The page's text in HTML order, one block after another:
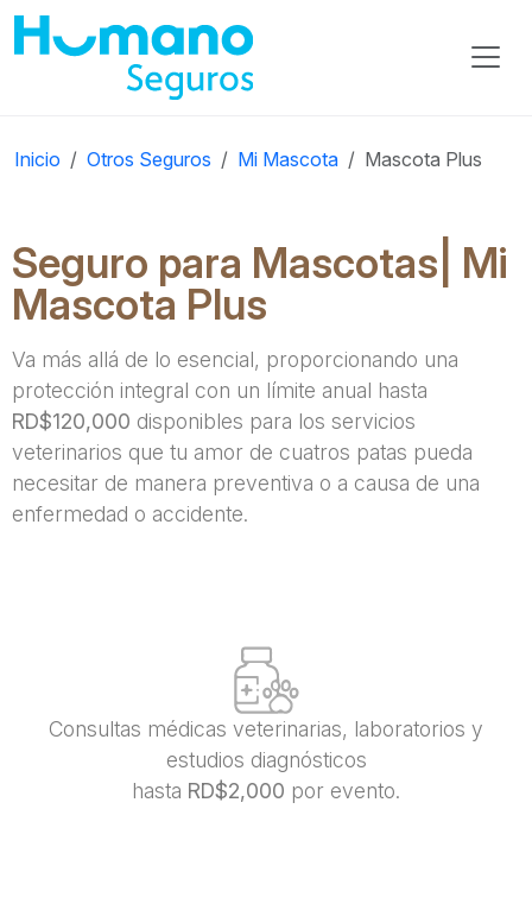
Inicio Otros Seguros Mi Mascota Mascota Plus
Seguro para Mascotas| Mi
Mascota Plus
Va más allá de lo esencial, proporcionando una
protección integral con un límite anual hasta
RD$120,000 disponibles para los servicios
veterinarios que tu amor de cuatros patas pueda
necesitar de manera preventiva o a causa de una
enfermedad o accidente.​​​
Consultas médicas veterinarias, laboratorios y
estudios diagnósticos
hasta RD$2,000 por evento​.